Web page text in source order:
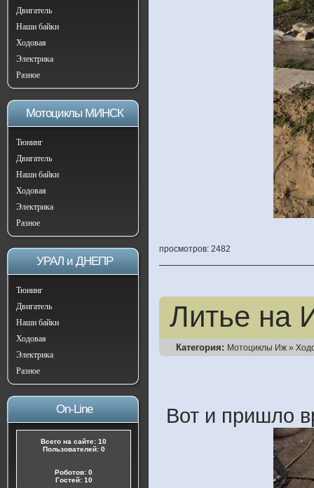
Двигатель
Наши байки
Ходовая
Электрика
Разное
Мотоциклы МИНСК
Тюнинг
Двигатель
Наши байки
Ходовая
Электрика
Разное
УРАЛ и ДНЕПР
Тюнинг
Двигатель
Наши байки
Ходовая
Электрика
Разное
On-Line
Всего на сайте: 10
Пользователей: 0
Роботов: 0
Гостей: 10
просмотров: 2482
Литье на
Категория: Мотоциклы Иж »
Вот и пришло